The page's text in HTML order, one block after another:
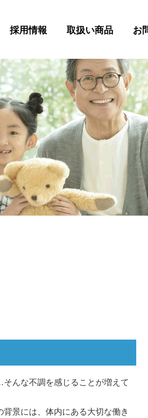
採用情報 取扱い商品 お
んな不調を感じることが増えて
景には、体内にある大切な働き